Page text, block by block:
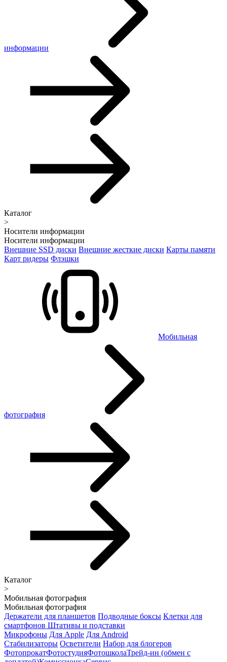
информации
Каталог
>
Носители информации
Носители информации
Внешние SSD диски Внешние жесткие диски Карты памяти
Карт ридеры Флэшки
Мобильная
фотография
Каталог
>
Мобильная фотография
Мобильная фотография
Держатели для планшетов Подводные боксы Клетки для
смартфонов Штативы и подставки
Микрофоны Для Apple Для Android
Стабилизаторы Осветители Набор для блогеров
ФотопрокатФотостудияФотошколаТрейд-ин (обмен с